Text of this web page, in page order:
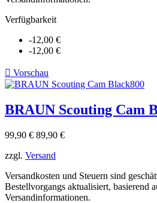
Verfügbarkeit
-12,00 €
-12,00 €
 Vorschau
BRAUN Scouting Cam
Verkaufspreis
99,90 € Preis
89,90 €
zzgl. Versand
Versandkosten und Steuern sind
Bestellvorgangs aktualisiert, basierend
Versandinformationen.